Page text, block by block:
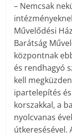
– Nemcsak
Művelődési
Barátság
központnak
és rendhagyó
kell
ipartelepítés
korszakkal, a
nyolcvanas
útkeresésével.